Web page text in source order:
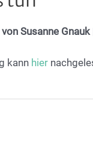
Susanne Gnauk
kann hier